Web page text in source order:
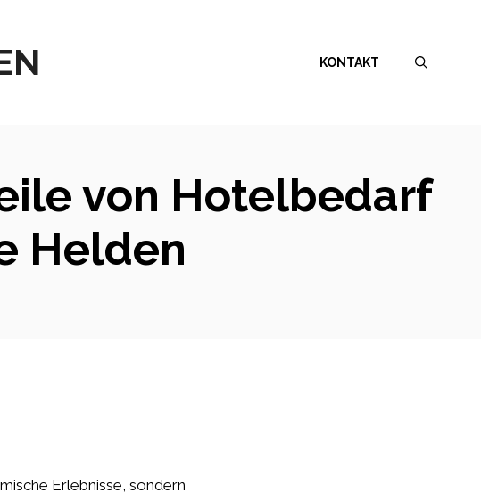
KONTAKT
von Hotelbedarf
Helden
Erlebnisse, sondern